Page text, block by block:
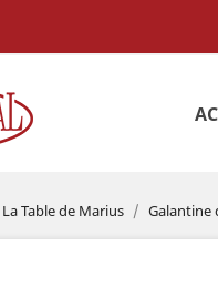
La Table de Marius Galantine